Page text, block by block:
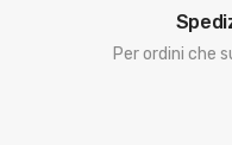
Per ordini che